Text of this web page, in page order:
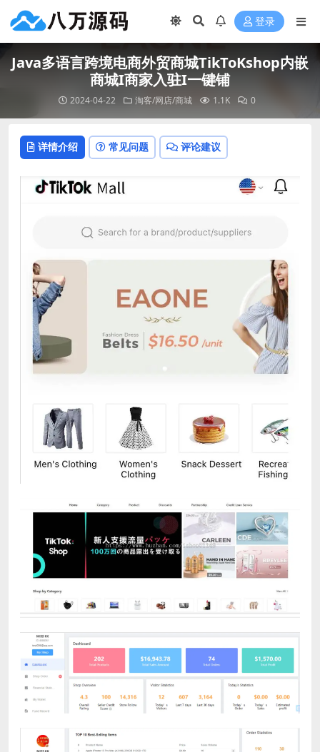
登录
Java多语言跨境电商外贸商城TikToKshop内嵌
商城I商家入驻I一键铺
2024-04-22 淘客/网店/商城 1.1K 0
详情介绍 常见问题 评论建议